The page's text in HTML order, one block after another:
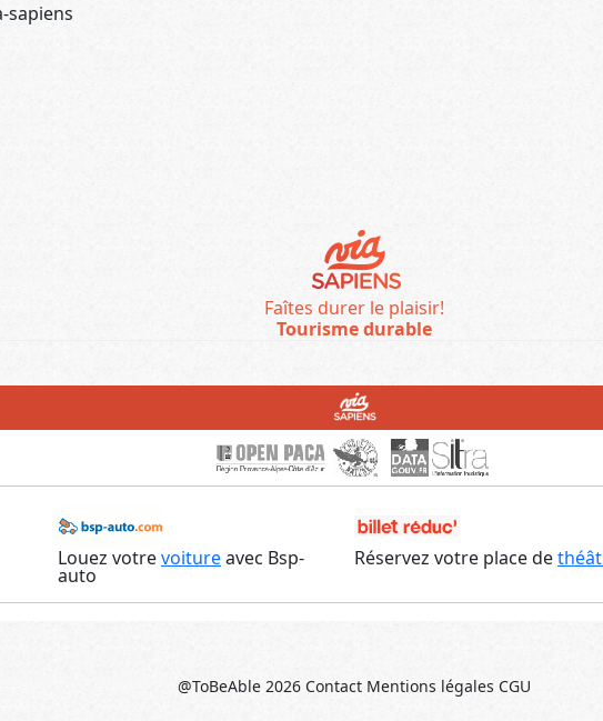
sapiens
Faîtes durer le plaisir!
Tourisme durable
Louez votrevoitureavec Bsp-
auto
Réservez votre place de
@ToBeAble 2026 Contact Mentions légales CGU